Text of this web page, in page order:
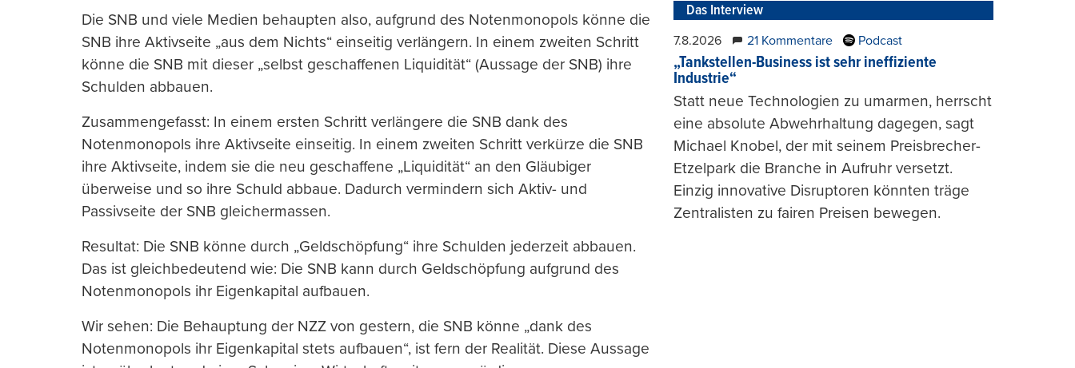
Die SNB und viele Medien behaupten also, aufgrund des Notenmonopols könne die
SNB ihre Aktivseite „aus dem Nichts“ einseitig verlängern. In einem zweiten Schritt
könne die SNB mit dieser „selbst geschaffenen Liquidität“ (Aussage der SNB) ihre
Schulden abbauen.
Zusammengefasst: In einem ersten Schritt verlängere die SNB dank des
Notenmonopols ihre Aktivseite einseitig. In einem zweiten Schritt verkürze die SNB
ihre Aktivseite, indem sie die neu geschaffene „Liquidität“ an den Gläubiger
überweise und so ihre Schuld abbaue. Dadurch vermindern sich Aktiv- und
Passivseite der SNB gleichermassen.
Resultat: Die SNB könne durch „Geldschöpfung“ ihre Schulden jederzeit abbauen.
Das ist gleichbedeutend wie: Die SNB kann durch Geldschöpfung aufgrund des
Notenmonopols ihr Eigenkapital aufbauen.
Wir sehen: Die Behauptung der NZZ von gestern, die SNB könne „dank des
Notenmonopols ihr Eigenkapital stets aufbauen“, ist fern der Realität. Diese Aussage
Das Interview
7.8.2026 21 Kommentare Podcast
„Tankstellen-Business ist sehr ineffiziente
Industrie“
Statt neue Technologien zu umarmen, herrscht
eine absolute Abwehrhaltung dagegen, sagt
Michael Knobel, der mit seinem Preisbrecher-
Etzelpark die Branche in Aufruhr versetzt.
Einzig innovative Disruptoren könnten träge
Zentralisten zu fairen Preisen bewegen.